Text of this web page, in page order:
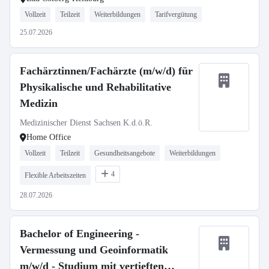
Vollzeit Teilzeit Weiterbildungen Tarifvergütung
25.07.2026
Fachärztinnen/Fachärzte (m/w/d) für
Physikalische und Rehabilitative
Medizin
Medizinischer Dienst Sachsen K.d.ö.R.
Home Office
Vollzeit Teilzeit Gesundheitsangebote Weiterbildungen
Flexible Arbeitszeiten 4
28.07.2026
Bachelor of Engineering -
Vermessung und Geoinformatik
m/w/d - Studium mit vertieften